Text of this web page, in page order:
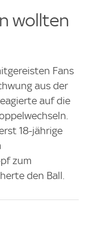
wollten
Fans
aus der
auf die
18-jährige
zum
den Ball.